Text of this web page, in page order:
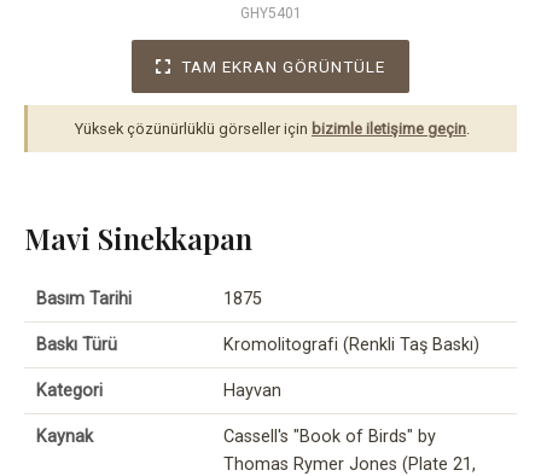
GHY5401
TAM EKRAN GÖRÜNTÜLE
Yüksek çözünürlüklü görseller için bizimle iletişime geçin
Mavi Sinekkapan
Basım Tarihi 1875
Baskı Türü Kromolitografi (Renkli Taş Baskı)
Kategori Hayvan
Kaynak
Cassell's "Book of Birds" by
Thomas Rymer Jones (Plate 21,